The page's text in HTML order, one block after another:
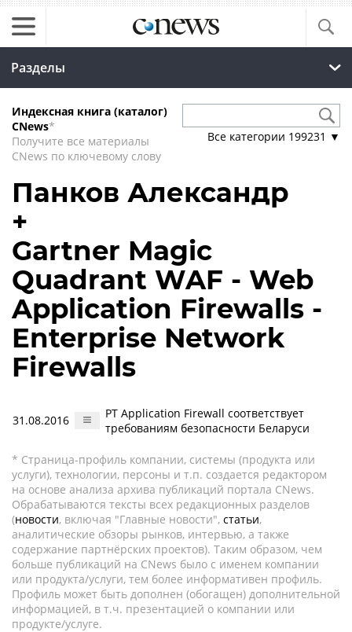
Разделы
Индексная книга (каталог)
CNews*
Получите все материалы
CNews по ключевому слову
Все категории 199231 ▼
Панков Александр
+
Gartner Magic
Quadrant WAF - Web
Application Firewalls -
Enterprise Network
Firewalls
31.08.2016
PT Application Firewall соответствует
требованиям безопасности Беларуси
* Страница-профиль компании, системы (продукта или
услуги), технологии, персоны и т.п. создается редактором
на основе анализа архива публикаций портала CNews.
Обрабатываются тексты всех редакционных разделов
(новости, включая "Главные новости", статьи,
аналитические обзоры рынков, интервью, а также
содержание партнёрских проектов). Таким образом, чем
больше публикаций на CNews было с именем компании
или продукта/услуги, тем более информативен профиль.
Профиль может быть дополнен (обогащен) дополнительной
информацией, в т.ч. презентацией о компании или
продукте/услуге.